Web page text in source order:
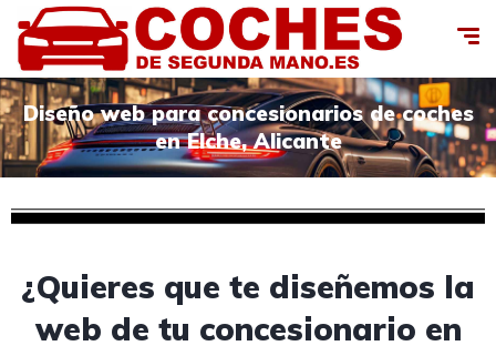
Diseño web para concesionarios de coches
en Elche, Alicante
¿Quieres que te diseñemos la
web de tu concesionario en